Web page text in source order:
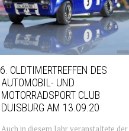
6. OLDTIMERTREFFEN DES
AUTOMOBIL- UND
MOTORRADSPORT CLUB
DUISBURG AM 13.09.20
Auch in diesem Jahr veranstaltete der